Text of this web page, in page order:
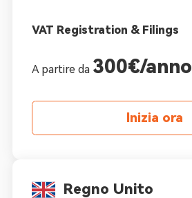
VAT Registration & Filings
A partire da 300€/anno
Inizia ora
Regno Unito